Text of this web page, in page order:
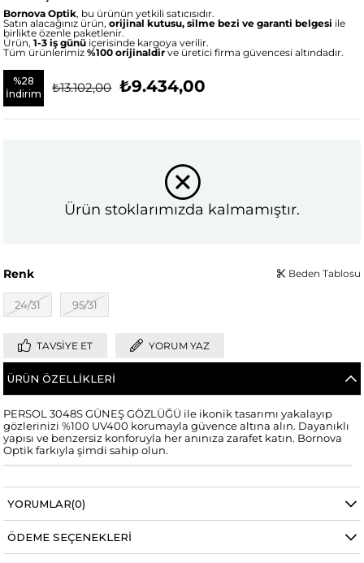
Bornova Optik, bu ürünün yetkili satıcısıdır.
Satın alacağınız ürün,orijinal kutusu, silme bezi ve garanti belgesi ile
birlikte özenle paketlenir.
Ürün,1-3 iş günü içerisinde kargoya verilir.
Tüm ürünlerimiz%100 orijinaldirve üretici firma güvencesi altındadır.
%28
İndirim
₺13.102,00 ₺9.434,00
Ürün stoklarımızda kalmamıştır.
Renk
24/31 95/31
Beden Tablosu
TAVSIYE ET YORUM YAZ
ÜRÜN ÖZELLIKLERI
PERSOL 3048S GÜNEŞ GÖZLÜĞÜ ile ikonik tasarımı yakalayıp
gözlerinizi %100 UV400 korumayla güvence altına alın. Dayanıklı
yapısı ve benzersiz konforuyla her anınıza zarafet katın. Bornova
Optik farkıyla şimdi sahip olun.
YORUMLAR(0)
ÖDEME SEÇENEKLERI